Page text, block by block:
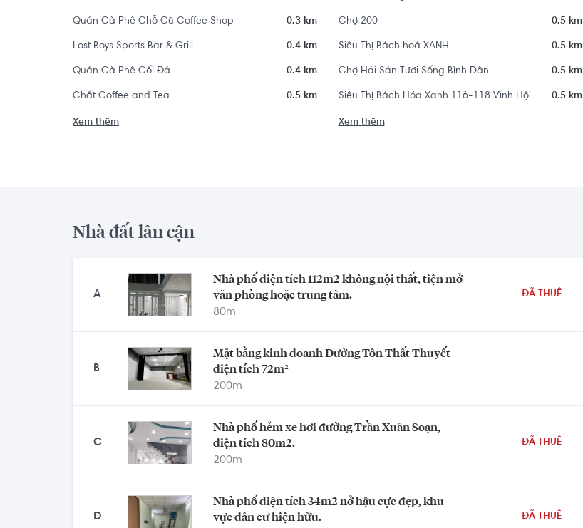
Quán Cà Phê Chỗ Cũ Coffee Shop 0.3 km
Lost Boys Sports Bar & Grill 0.4 km
Quán Cà Phê Cối Đá 0.4 km
Chất Coffee and Tea 0.5 km
Xem thêm
Chợ 200 0.5 km
Siêu Thị Bách hoá XANH 0.5 km
Chợ Hải Sản Tươi Sống Bình Dân 0.5 km
Siêu Thị Bách Hóa Xanh 116-118 Vĩnh Hội 0.5 km
Xem thêm
Nhà đất lân cận
A
Nhà phố diện tích 112m2 không nội thất, tiện mở
văn phòng hoặc trung tâm.
80m
ĐÃ THUÊ
B
Mặt bằng kinh doanh Đường Tôn Thất Thuyết
diện tích 72m²
200m
C
Nhà phố hẻm xe hơi đường Trần Xuân Soạn,
diện tích 80m2.
200m
ĐÃ THUÊ
D
Nhà phố diện tích 34m2 nở hậu cực đẹp, khu
vực dân cư hiện hữu.
ĐÃ THUÊ